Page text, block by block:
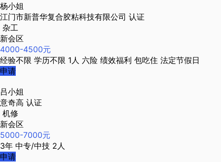
杨小姐
江门市新普华复合胶粘科技有限公司 认证
杂工
新会区
4000-4500元
经验不限 学历不限 1人 六险 绩效福利 包吃住 法定节假日
申请
吕小姐
意奇高 认证
机修
新会区
5000-7000元
3年 中专/中技 2人
申请